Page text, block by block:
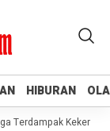
HIBURAN
HIBURAN
Terdampak